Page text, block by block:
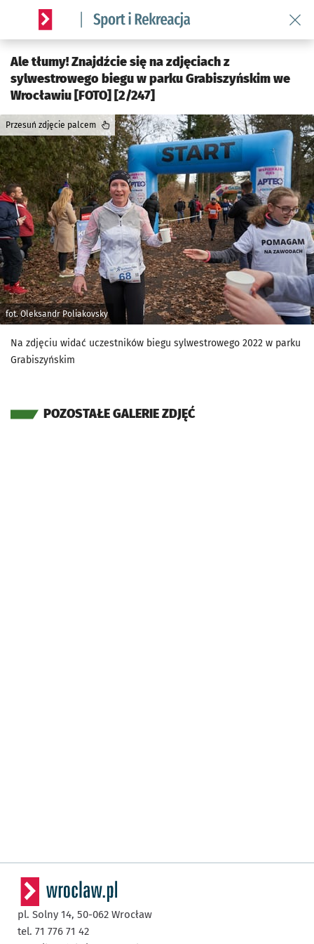
Serwis informacyjny wroclaw.pl podserwis: Sport i rekreacja
Ale tłumy! Znajdźcie się na zdjęciach z
sylwestrowego biegu w parku Grabiszyńskim we
Wrocławiu [FOTO] [2/247]
fot. Oleksandr Poliakovsky
Przesuń zdjęcie palcem
Na zdjęciu widać uczestników biegu sylwestrowego 2022 w parku
Grabiszyńskim
POZOSTAŁE GALERIE ZDJĘĆ
pl. Solny 14, 50-062 Wrocław
tel. 71 776 71 42